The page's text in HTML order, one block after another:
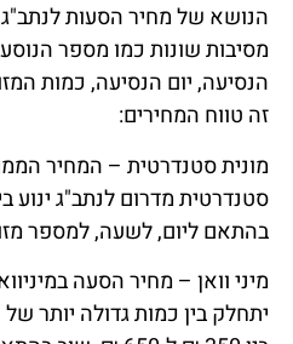
הנושא של מחיר הסעות
מסיבות שונות כמו מספר
הנסיעה, יום הנסיעה, כמות
זה טווח המחירים:
מונית סטנדרטית – המחיר
בהתאם ליום, לשעה, למספר
מיני וואן – מחיר הסעה
יתחלק בין כמות גדולה יותר